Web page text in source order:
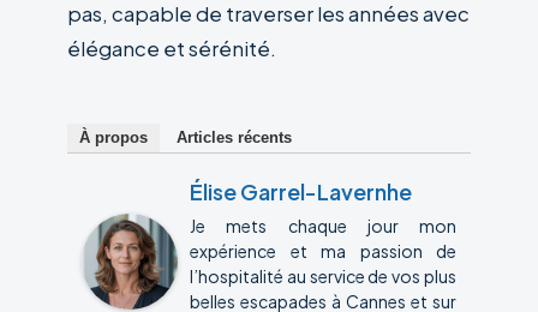
pas, capable de traverser les années avec
élégance et sérénité.
À propos Articles récents
Élise Garrel-Lavernhe
Je mets chaque jour mon
expérience et ma passion de
l’hospitalité au service de vos plus
belles escapades à Cannes et sur